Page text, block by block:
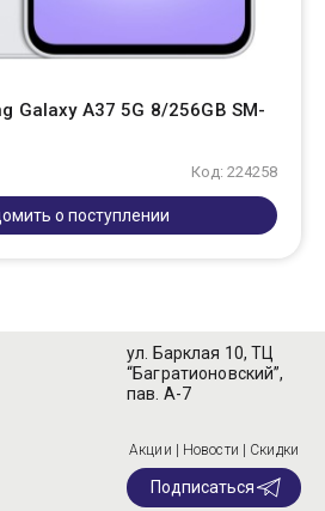
Galaxy A37 5G 8/256GB SM-
Код: 224258
о поступлении
ул. Барклая 10, ТЦ
“Багратионовский”,
пав. А-7
Акции | Новости | Скидки
Подписаться